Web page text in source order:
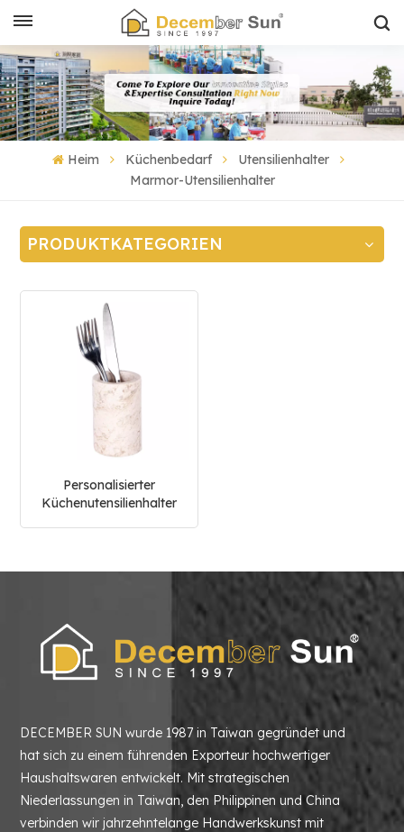
Heim Küchenbedarf
Utensilienhalter
Marmor-Utensilienhalter
PRODUKTKATEGORIEN
Personalisierter
Küchenutensilienhalter
DECEMBER SUN wurde 1987 in Taiwan gegründet und
hat sich zu einem führenden Exporteur hochwertiger
Haushaltswaren entwickelt. Mit strategischen
Niederlassungen in Taiwan, den Philippinen und China
verbinden wir jahrzehntelange Handwerkskunst mit